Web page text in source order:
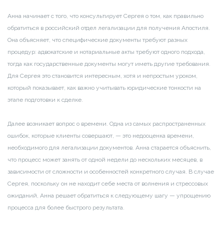
Анна начинает с того, что консультирует Сергея о том, как правильно
обратиться в российский отдел легализации для получения Апостиля.
Она объясняет, что специфические документы требуют разных
процедур: адвокатские и нотариальные акты требуют одного подхода,
тогда как государственные документы могут иметь другие требования.
Для Сергея это становится интересным, хотя и непростым уроком,
который показывает, как важно учитывать юридические тонкости на
этапе подготовки к сделке.
Далее возникает вопрос о времени. Одна из самых распространенных
ошибок, которые клиенты совершают, — это недооценка времени,
необходимого для легализации документов. Анна старается объяснить,
что процесс может занять от одной недели до нескольких месяцев, в
зависимости от сложности и особенностей конкретного случая. В случае
Сергея, поскольку он не находит себе места от волнения и стрессовых
ожиданий, Анна решает обратиться к следующему шагу — упрощению
процесса для более быстрого результата.